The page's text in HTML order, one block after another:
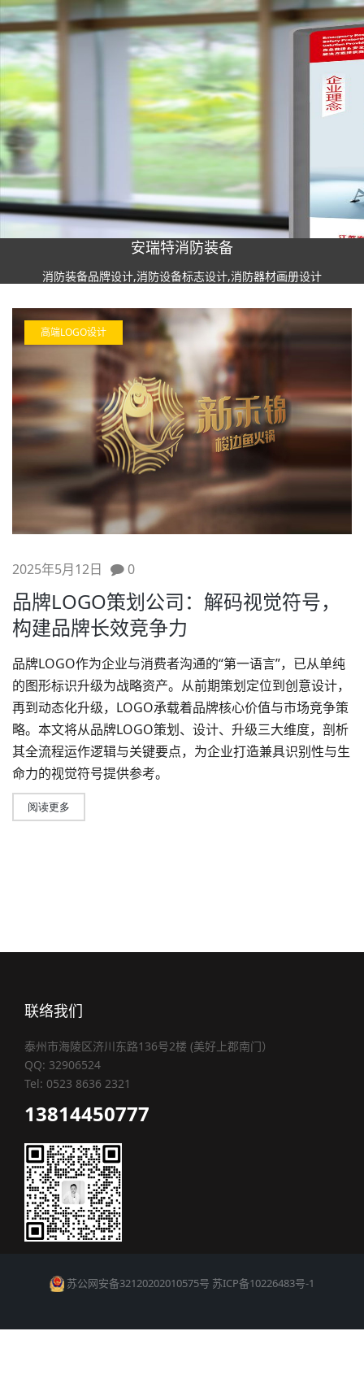
安瑞特消防装备
消防装备品牌设计,消防设备标志设计,消防器材画册设计
高端LOGO设计
2025年5月12日 0
品牌LOGO策划公司：解码视觉符号，
构建品牌长效竞争力
品牌LOGO作为企业与消费者沟通的“第一语言”，已从单纯
的图形标识升级为战略资产。从前期策划定位到创意设计，
再到动态化升级，LOGO承载着品牌核心价值与市场竞争策
略。本文将从品牌LOGO策划、设计、升级三大维度，剖析
其全流程运作逻辑与关键要点，为企业打造兼具识别性与生
命力的视觉符号提供参考。
阅读更多
联络我们
泰州市海陵区济川东路136号2楼 (美好上郡南门）
QQ: 32906524
Tel: 0523 8636 2321
13814450777
苏公网安备32120202010575号 苏ICP备10226483号-1